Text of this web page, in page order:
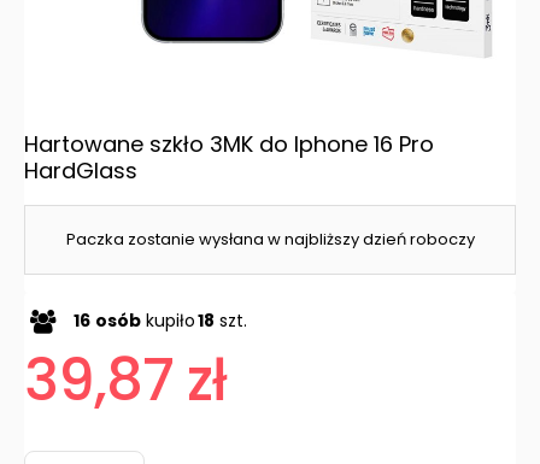
Paczka zostanie wysłana w najbliższy dzień roboczy
Hartowane szkło 3MK do Iphone 16 Pro
HardGlass
16 osób kupiło18 szt.
39,87 zł